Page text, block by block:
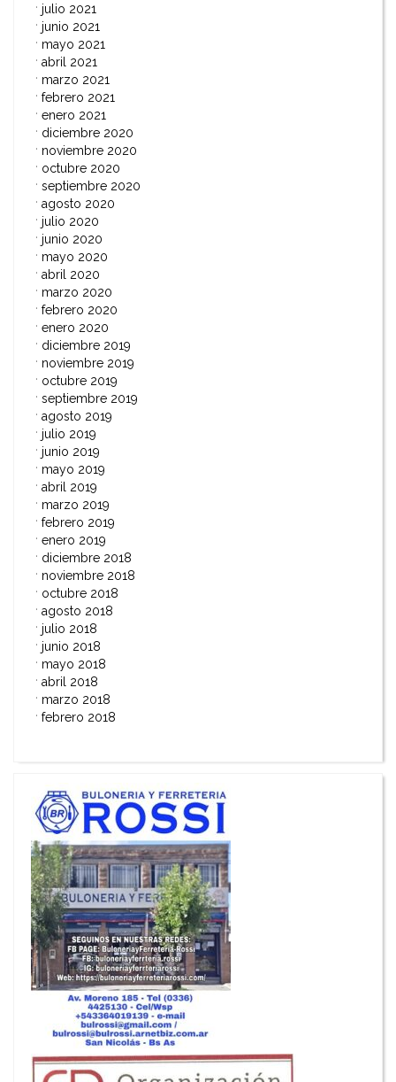
julio 2021
junio 2021
mayo 2021
abril 2021
marzo 2021
febrero 2021
enero 2021
diciembre 2020
noviembre 2020
octubre 2020
septiembre 2020
agosto 2020
julio 2020
junio 2020
mayo 2020
abril 2020
marzo 2020
febrero 2020
enero 2020
diciembre 2019
noviembre 2019
octubre 2019
septiembre 2019
agosto 2019
julio 2019
junio 2019
mayo 2019
abril 2019
marzo 2019
febrero 2019
enero 2019
diciembre 2018
noviembre 2018
octubre 2018
agosto 2018
julio 2018
junio 2018
mayo 2018
abril 2018
marzo 2018
febrero 2018